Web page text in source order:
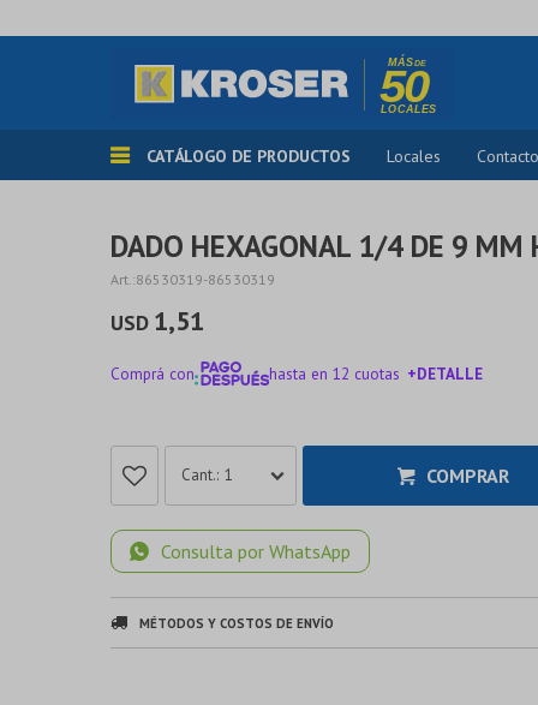
CATÁLOGO DE PRODUCTOS Locales Contacto
DADO HEXAGONAL 1/4 DE 9 MM
86530319-86530319
USD 1,51
Comprá con hasta en 12 cuotas +DETALLE
1 COMPRAR
Consulta por WhatsApp
MÉTODOS Y COSTOS DE ENVÍO